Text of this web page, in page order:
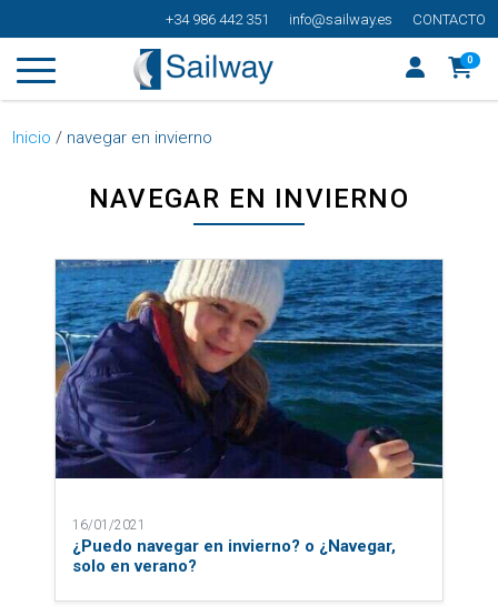
+34 986 442 351 info@sailway.es CONTACTO
0
Inicio / navegar en invierno
NAVEGAR EN INVIERNO
16/01/2021
¿Puedo navegar en invierno? o ¿Navegar,
solo en verano?